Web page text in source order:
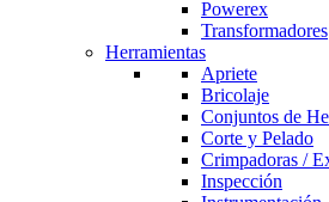
Powerex
Transformadores
Herramientas
Apriete
Bricolaje
Conjuntos de
Corte y Pelado
Crimpadoras /
Inspección